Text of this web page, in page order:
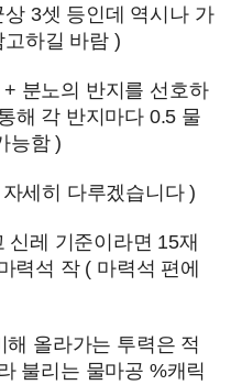
3셋 등인데 역시나 가
하길 바람 )
분노의 반지를 선호하
해 각 반지마다 0.5 물
능함 )
세히 다루겠습니다 )
신레 기준이라면 15재
력석 작 ( 마력석 편에
해 올라가는 투력은 적
불리는 물마공 %캐릭